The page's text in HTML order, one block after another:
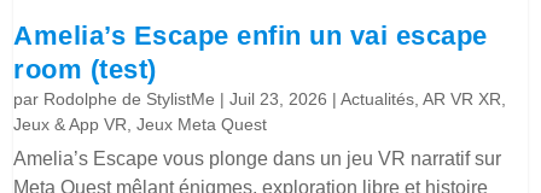
Amelia’s Escape enfin un vai escape
room (test)
par Rodolphe de StylistMe |Juil 23, 2026 |Actualités ,AR VR XR
Jeux & App VR ,Jeux Meta Quest
Amelia’s Escape vous plonge dans un jeu VR narratif sur
Meta Quest mêlant énigmes, exploration libre et histoire